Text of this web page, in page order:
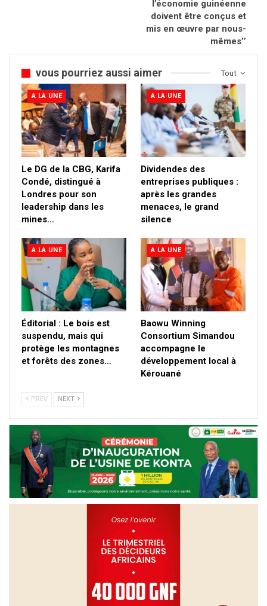
l’économie guinéenne
doivent être conçus et
mis en œuvre par nous-
mêmes’’
Tout
vous pourriez aussi aimer
A LA UNE
Le DG de la CBG, Karifa
Condé, distingué à
Londres pour son
leadership dans les
mines…
A LA UNE
Dividendes des
entreprises publiques :
après les grandes
menaces, le grand
silence
A LA UNE
Éditorial : Le bois est
suspendu, mais qui
protège les montagnes
et forêts des zones…
A LA UNE
Baowu Winning
Consortium Simandou
accompagne le
développement local à
Kérouané
PREV NEXT